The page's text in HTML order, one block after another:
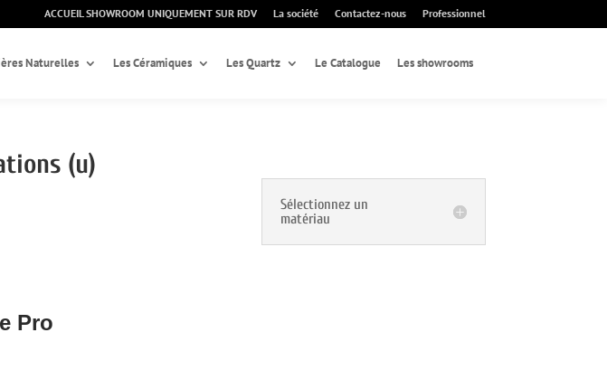
ACCUEIL SHOWROOM UNIQUEMENT SUR RDV La société Contactez-nous Professionnel
Naturelles Les Céramiques Les Quartz Le Catalogue Les showrooms
(u)
Pro
Sélectionnez un
matériau